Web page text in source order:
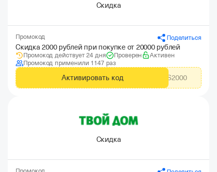
Скидка
Промокод Поделиться
Скидка 2000 рублей при покупке от 20000 рублей
Промокод действует 24 дня Проверен
Активен
Промокод применили 1147 раз
Активировать код CITYADS2000
Скидка